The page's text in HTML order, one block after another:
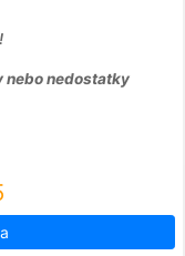
nebo nedostatky